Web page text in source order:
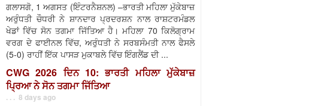
ਗਲਾਸਗੋ, 1 ਅਗਸਤ (ਇੰਟਰਨੈਸ਼ਨਲ) –ਭਾਰਤੀ ਮਹਿਲਾ ਮੁੱਕੇਬਾਜ਼
ਅਰੁੰਧਤੀ ਚੌਧਰੀ ਨੇ ਸ਼ਾਨਦਾਰ ਪ੍ਰਦਰਸ਼ਨ ਨਾਲ ਰਾਸ਼ਟਰਮੰਡਲ
ਖੇਡਾਂ ਵਿੱਚ ਸੋਨ ਤਗਮਾ ਜਿੱਤਿਆ ਹੈ। ਮਹਿਲਾ 70 ਕਿਲੋਗ੍ਰਾਮ
ਵਰਗ ਦੇ ਫਾਈਨਲ ਵਿੱਚ, ਅਰੁੰਧਤੀ ਨੇ ਸਰਬਸੰਮਤੀ ਨਾਲ ਫੈਸਲੇ
(5-0) ਰਾਹੀਂ ਇੱਕ ਪਾਸੜ ਮੁਕਾਬਲੇ ਵਿੱਚ ਇੰਗਲੈਂਡ ਦੀ ...
CWG 2026 ਦਿਨ 10: ਭਾਰਤੀ ਮਹਿਲਾ ਮੁੱਕੇਬਾਜ਼
ਪ੍ਰਿਆ ਨੇ ਸੋਨ ਤਗਮਾ ਜਿੱਤਿਆ
. . . 8 days ago